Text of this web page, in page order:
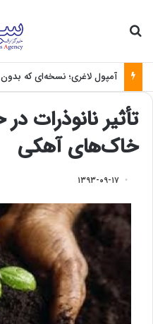
آمپول لاغری؛ نسخه‌ای که
تأثیر نانوذرات
خاک‌های آهکی
۱۳۹۳-۰۹-۱۷